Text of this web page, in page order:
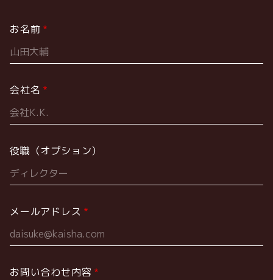
お名前
会社名
役職（オプション）
メールアドレス
お問い合わせ内容